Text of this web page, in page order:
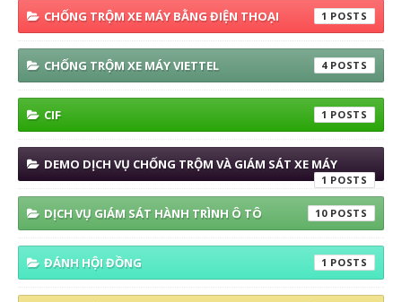
CHỐNG TRỘM XE MÁY BẰNG ĐIỆN THOẠI 1
CHỐNG TRỘM XE MÁY VIETTEL 4
CIF 1
DEMO DỊCH VỤ CHỐNG TRỘM VÀ GIÁM SÁT XE MÁY
1
DỊCH VỤ GIÁM SÁT HÀNH TRÌNH Ô TÔ 10
ĐÁNH HỘI ĐỒNG 1